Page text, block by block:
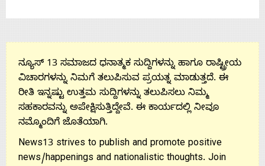
ನ್ಯೂಸ್ 13 ಸಮಾಜದ ಧನಾತ್ಮಕ ಸುದ್ದಿಗಳನ್ನು ಹಾಗೂ ರಾಷ್ಟ್ರೀಯ
ವಿಚಾರಗಳನ್ನು ನಿಮಗೆ ತಲುಪಿಸುವ ಪ್ರಯತ್ನ ಮಾಡುತ್ತದೆ. ಈ
ರೀತಿ ಇನ್ನಷ್ಟು ಉತ್ತಮ ಸುದ್ದಿಗಳನ್ನು ತಲುಪಿಸಲು ನಿಮ್ಮ
ಸಹಕಾರವನ್ನು ಅಪೇಕ್ಷಿಸುತ್ತಿದ್ದೇವೆ. ಈ ಕಾರ್ಯದಲ್ಲಿ ನೀವೂ
ನಮ್ಮೊಂದಿಗೆ ಜೊತೆಯಾಗಿ.
News13 strives to publish and promote positive
news/happenings and nationalistic thoughts. Join